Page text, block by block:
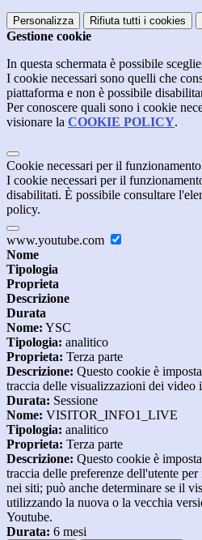
Personalizza Rifiuta tutti i cookies
Gestione cookie
In questa schermata è possibile
I cookie necessari sono quelli che
piattaforma e non è possibile
Per conoscere quali sono i cookie
visionare la COOKIE POLICY.
Cookie necessari per il funzionamento
I cookie necessari per il
disabilitati. È possibile consultare
policy.
www.youtube.com
Nome
Tipologia
Proprieta
Descrizione
Durata
Nome: YSC
Tipologia: analitico
Proprieta: Terza parte
Descrizione: Questo cookie è
traccia delle visualizzazioni dei video
Durata: Sessione
Nome: VISITOR_INFO1_LIVE
Tipologia: analitico
Proprieta: Terza parte
Descrizione: Questo cookie è
traccia delle preferenze dell'utente
nei siti; può anche determinare se il
utilizzando la nuova o la vecchia
Youtube.
Durata: 6 mesi